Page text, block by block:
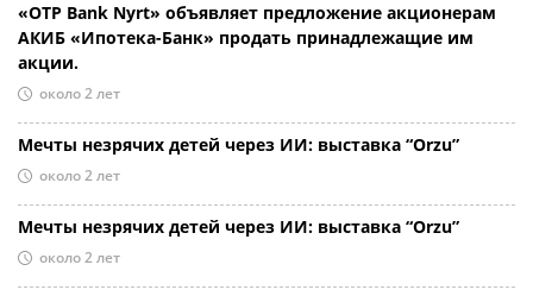
«OTP Bank Nyrt» объявляет предложение акционерам
АКИБ «Ипотека-Банк» продать принадлежащие им
акции.
около 2 лет
Мечты незрячих детей через ИИ: выставка “Orzu”
около 2 лет
Мечты незрячих детей через ИИ: выставка “Orzu”
около 2 лет